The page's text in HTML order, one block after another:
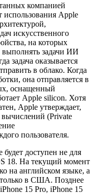
компанией
использования Apple
искусственного
на которых
выполнять задачи ИИ
задача оказывается
в облако. Когда
она отправляется в
оснащенный
Apple silicon. Хотя
Apple утверждает,
(Private
пользователя.
доступен не для
18. На текущий момент
на английском языке, а
только в США. Позднее
15 Pro, iPhone 15